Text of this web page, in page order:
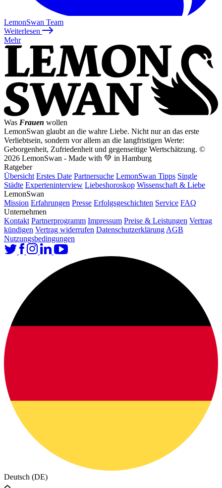
LemonSwan Team
Weiterlesen
Mehr
Was Frauen wollen
LemonSwan glaubt an die wahre Liebe. Nicht nur an das erste
Verliebtsein, sondern vor allem an die langfristigen Werte:
Geborgenheit, Zufriedenheit und gegenseitige Wertschätzung. ©
2026 LemonSwan - Made with 💚 in Hamburg
Ratgeber
Übersicht Erstes Date Partnersuche LemonSwan Tipps Single
Städte Experteninterview Liebeshoroskop Wissenschaft & Liebe
LemonSwan
Mission Erfahrungen Presse Erfolgsgeschichten Service FAQ
Unternehmen
Kontakt Partnerprogramm Impressum Preise & Leistungen Vertrag
kündigen Vertrag widerrufen Datenschutzerklärung AGB
Nutzungsbedingungen
Deutsch (DE)